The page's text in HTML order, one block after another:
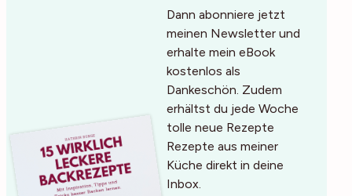
Dann abonniere jetzt
meinen Newsletter und
erhalte mein eBook
kostenlos als
Dankeschön. Zudem
erhältst du jede Woche
tolle neue Rezepte
Rezepte aus meiner
Küche direkt in deine
Inbox.